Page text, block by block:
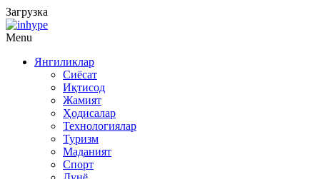
Загрузка
Menu
Янгиликлар
Сиёсат
Иқтисод
Жамият
Ҳодисалар
Технологиялар
Туризм
Маданият
Спорт